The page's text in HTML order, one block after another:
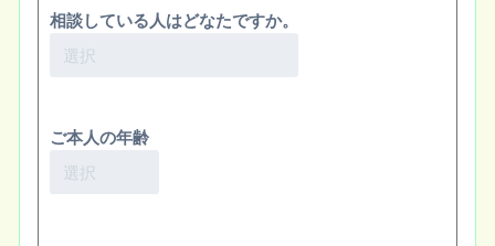
相談している人はどなたですか。
ご本人の年齢